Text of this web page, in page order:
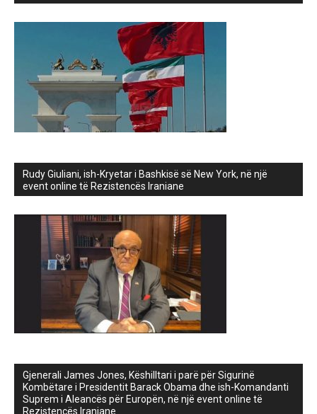
Rudy Giuliani, ish-Kryetar i Bashkisë së New York, në një
event online të Rezistencës Iraniane
Gjenerali James Jones, Këshilltari i parë për Sigurinë
Kombëtare i Presidentit Barack Obama dhe ish-Komandanti
Suprem i Aleancës për Europën, në një event online të
Rezistencës Iraniane